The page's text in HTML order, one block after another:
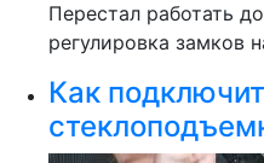
Перестал работать
регулировка замков
Как